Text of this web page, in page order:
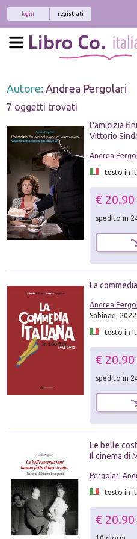
registrati
login
Autore: Andrea Pergolari
7 oggetti trovati
L'amicizia
Vittorio
Andrea
testo in
€ 20.90
spedito in
La
Andrea
Sabinae, 2022
testo in
€ 20.90
spedito in
Le belle
Il cinema di
Pergolari
testo in
€ 20.90